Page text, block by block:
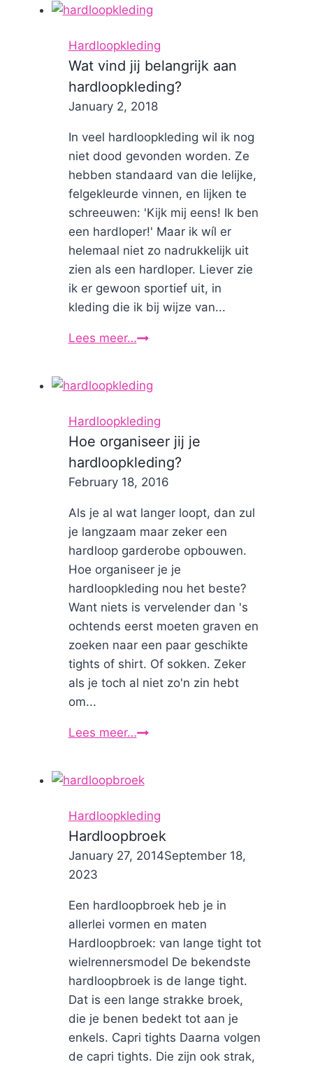
Hardloopkleding
Wat vind jij belangrijk aan
hardloopkleding?
ByNicole
January 2, 2018
In veel hardloopkleding wil ik nog
niet dood gevonden worden. Ze
hebben standaard van die lelijke,
felgekleurde vinnen, en lijken te
schreeuwen: 'Kijk mij eens! Ik ben
een hardloper!' Maar ik wíl er
helemaal niet zo nadrukkelijk uit
zien als een hardloper. Liever zie
ik er gewoon sportief uit, in
kleding die ik bij wijze van...
Lees meer…Wat
belangrijk
aan
hardloopkleding?
Hardloopkleding
Hoe organiseer jij je
hardloopkleding?
ByNicole
February 18, 2016
Als je al wat langer loopt, dan zul
je langzaam maar zeker een
hardloop garderobe opbouwen.
Hoe organiseer je je
hardloopkleding nou het beste?
Want niets is vervelender dan 's
ochtends eerst moeten graven en
zoeken naar een paar geschikte
tights of shirt. Of sokken. Zeker
als je toch al niet zo'n zin hebt
om...
Lees meer…Hoe
je
hardloopkleding?
Hardloopkleding
Hardloopbroek
ByNicole
January 27, 2014September 18,
2023
Een hardloopbroek heb je in
allerlei vormen en maten
Hardloopbroek: van lange tight tot
wielrennersmodel De bekendste
hardloopbroek is de lange tight.
Dat is een lange strakke broek,
die je benen bedekt tot aan je
enkels. Capri tights Daarna volgen
de capri tights. Die zijn ook strak,